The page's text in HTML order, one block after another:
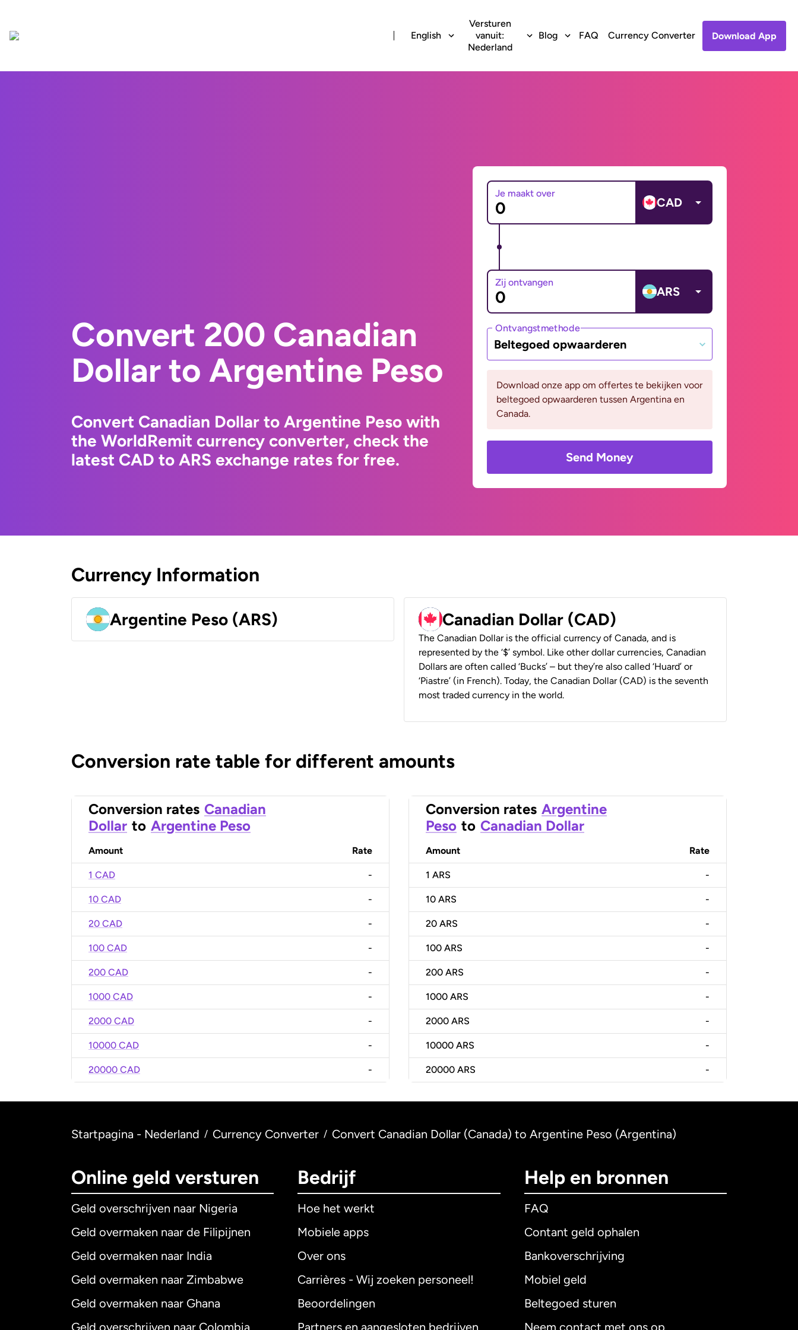
English
Versturen
vanuit:
Nederland
Blog FAQ Currency Converter Download App
Convert 200 Canadian
Dollar to Argentine Peso
Convert Canadian Dollar to Argentine Peso with
the WorldRemit currency converter, check the
latest CAD to ARS exchange rates for free.
Je maakt over
CAD
Zij ontvangen
ARS
Ontvangstmethode
Beltegoed opwaarderen
Download onze app om offertes te bekijken voor
beltegoed opwaarderen tussen Argentina en
Canada.
Send Money
Currency Information
Argentine Peso (ARS) Canadian Dollar (CAD)
The Canadian Dollar is the official currency of Canada, and is
represented by the ‘$’ symbol. Like other dollar currencies, Canadian
Dollars are often called ‘Bucks’ – but they’re also called ‘Huard’ or
‘Piastre’ (in French). Today, the Canadian Dollar (CAD) is the seventh
most traded currency in the world.
Conversion rate table for different amounts
Conversion rates Canadian
Dollar to Argentine Peso
Amount Rate
1 CAD -
10 CAD -
20 CAD -
100 CAD -
200 CAD -
1000 CAD -
2000 CAD -
10000 CAD -
20000 CAD -
Conversion rates Argentine
Peso to Canadian Dollar
Amount Rate
1 ARS -
10 ARS -
20 ARS -
100 ARS -
200 ARS -
1000 ARS -
2000 ARS -
10000 ARS -
20000 ARS -
Startpagina - Nederland / Currency Converter / Convert Canadian Dollar (Canada) to Argentine Peso (Argentina)
Online geld versturen
Geld overschrijven naar Nigeria
Geld overmaken naar de Filipijnen
Geld overmaken naar India
Geld overmaken naar Zimbabwe
Geld overmaken naar Ghana
Bedrijf
Hoe het werkt
Mobiele apps
Over ons
Carrières - Wij zoeken personeel!
Beoordelingen
Help en bronnen
FAQ
Contant geld ophalen
Bankoverschrijving
Mobiel geld
Beltegoed sturen